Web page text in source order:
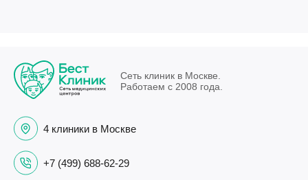
Сеть клиник в Москве.
Работаем с 2008 года.
4 клиники в Москве
+7 (499) 688-62-29